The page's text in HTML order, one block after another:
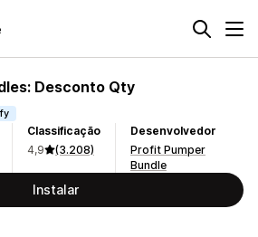
Desconto Qty
Classificação
4,9
(3.208)
Desenvolvedor
Profit Pumper
Bundle
Instalar